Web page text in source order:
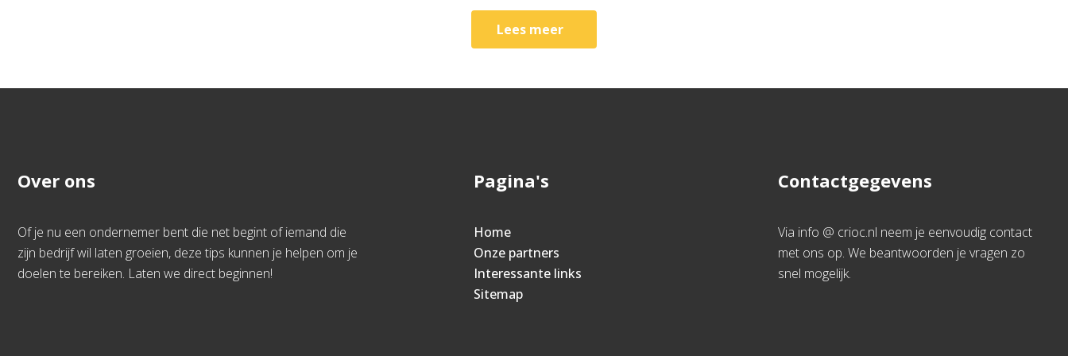
Lees meer
Over ons
Of je nu een ondernemer bent die net begint of iemand die
zijn bedrijf wil laten groeien, deze tips kunnen je helpen om je
doelen te bereiken. Laten we direct beginnen!
Pagina's
Home
Onze partners
Interessante links
Sitemap
Contactgegevens
Via info @ crioc.nl neem je eenvoudig contact
met ons op. We beantwoorden je vragen zo
snel mogelijk.